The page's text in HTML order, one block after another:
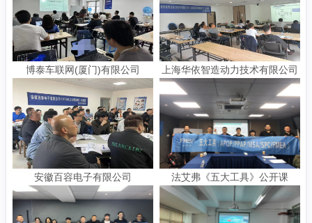
博泰车联网(厦门)有限公司
《DFX-面向制造和装配的产品设
计》
上海华依智造动力技术有限公司
《QFD质量功能展开》项目咨询
安徽百容电子有限公司
《VDA6.3:2023过程审核》培训
法艾弗《五大工具》公开课